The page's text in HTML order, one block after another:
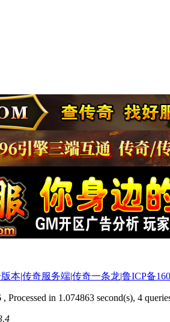
本|传奇服务端|传奇一条龙|鲁ICP备
, Processed in 1.074863 second(s), 4